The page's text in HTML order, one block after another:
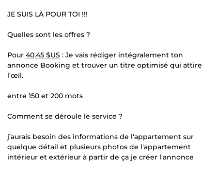
JE SUIS LÀ POUR TOI !!!
Quelles sont les offres ?
Pour 40,45 $US : Je vais rédiger intégralement ton
annonce Booking et trouver un titre optimisé qui attire
l'œil.
entre 150 et 200 mots
Comment se déroule le service ?
j’aurais besoin des informations de l'appartement sur
quelque détail et plusieurs photos de l'appartement
intérieur et extérieur à partir de ça je créer l'annonce